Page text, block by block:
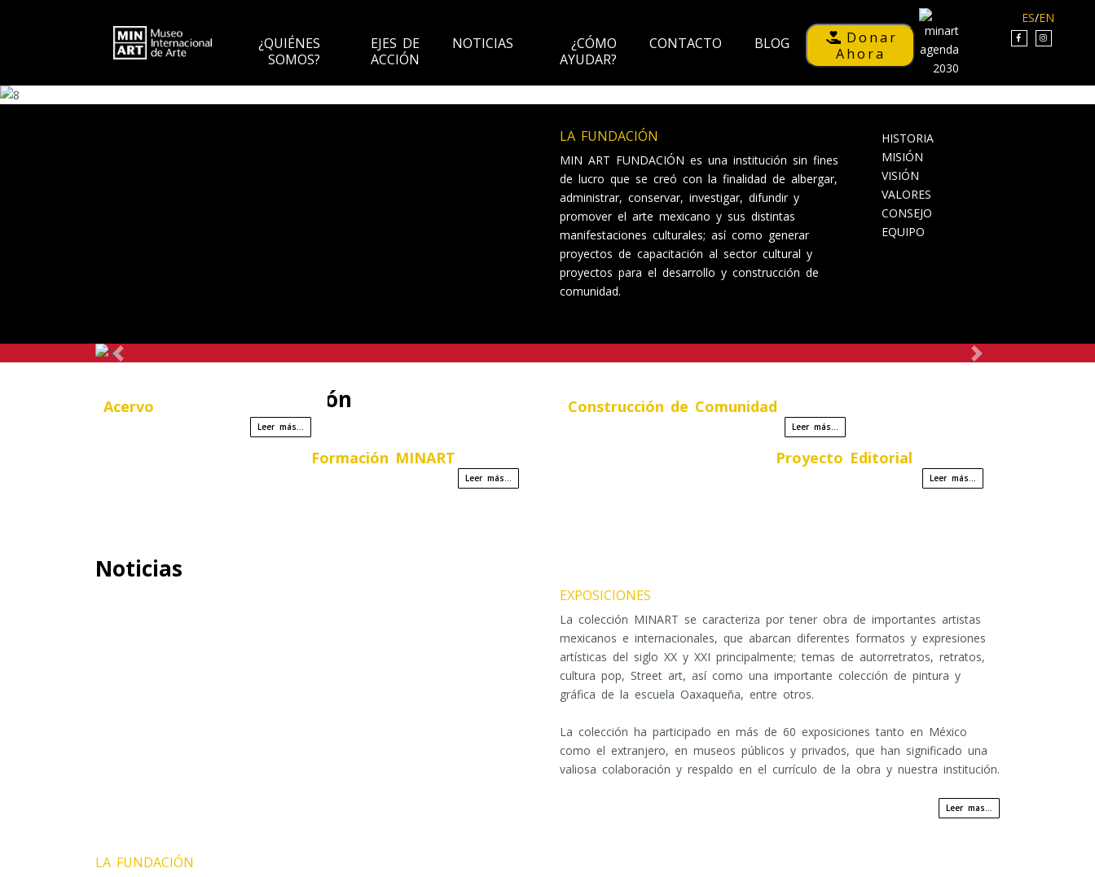
¿QUIÉNES
SOMOS?
EJES DE
ACCIÓN
NOTICIAS
¿CÓMO
AYUDAR?
CONTACTO BLOG
Donar
Ahora
ES/EN
LEER MAS...
Anterior
LA FUNDACIÓN
MIN ART FUNDACIÓN es una institución sin fines
de lucro que se creó con la finalidad de albergar,
administrar, conservar, investigar, difundir y
promover el arte mexicano y sus distintas
manifestaciones culturales; así como generar
proyectos de capacitación al sector cultural y
proyectos para el desarrollo y construcción de
comunidad.
HISTORIA
MISIÓN
VISIÓN
VALORES
CONSEJO
EQUIPO
Anterior Siguiente
Nuestros Ejes de Acción
Acervo
Leer más...
Construcción de Comunidad
Leer más...
Formación MINART
Leer más...
Proyecto Editorial
Leer más...
Noticias
EXPOSICIONES
La colección MINART se caracteriza por tener obra de importantes artistas
mexicanos e internacionales, que abarcan diferentes formatos y expresiones
artísticas del siglo XX y XXI principalmente; temas de autorretratos, retratos,
cultura pop, Street art, así como una importante colección de pintura y
gráfica de la escuela Oaxaqueña, entre otros.
La colección ha participado en más de 60 exposiciones tanto en México
como el extranjero, en museos públicos y privados, que han significado una
valiosa colaboración y respaldo en el currículo de la obra y nuestra institución.
Leer mas...
LA FUNDACIÓN